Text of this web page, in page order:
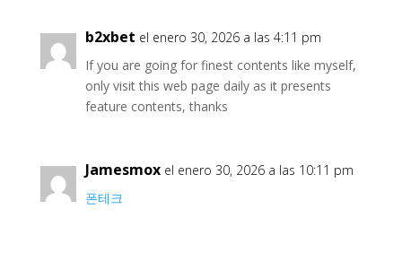
b2xbet el enero 30, 2026 a las 4:11 pm
If you are going for finest contents like myself,
only visit this web page daily as it presents
feature contents, thanks
Jamesmox el enero 30, 2026 a las 10:11 pm
폰테크